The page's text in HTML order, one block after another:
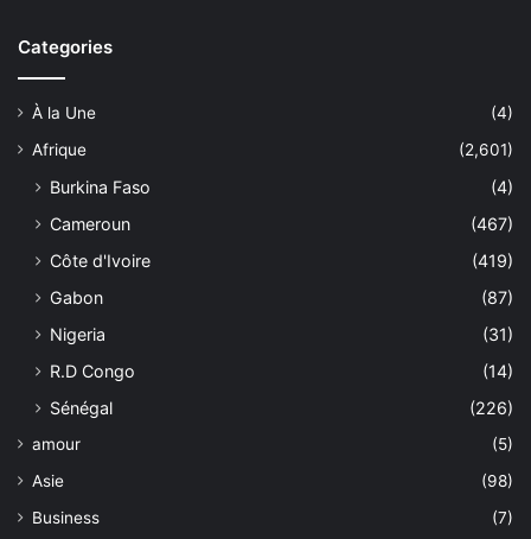
Categories
À la Une
(4)
Afrique
(2,601)
Burkina Faso
(4)
Cameroun
(467)
Côte d'Ivoire
(419)
Gabon
(87)
Nigeria
(31)
R.D Congo
(14)
Sénégal
(226)
amour
(5)
Asie
(98)
Business
(7)